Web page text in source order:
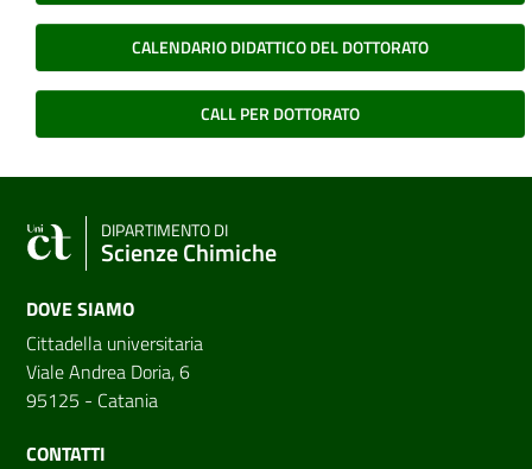
CALENDARIO DIDATTICO DEL DOTTORATO
CALL PER DOTTORATO
DIPARTIMENTO DI
Scienze Chimiche
DOVE SIAMO
Cittadella universitaria
Viale Andrea Doria, 6
95125 - Catania
CONTATTI